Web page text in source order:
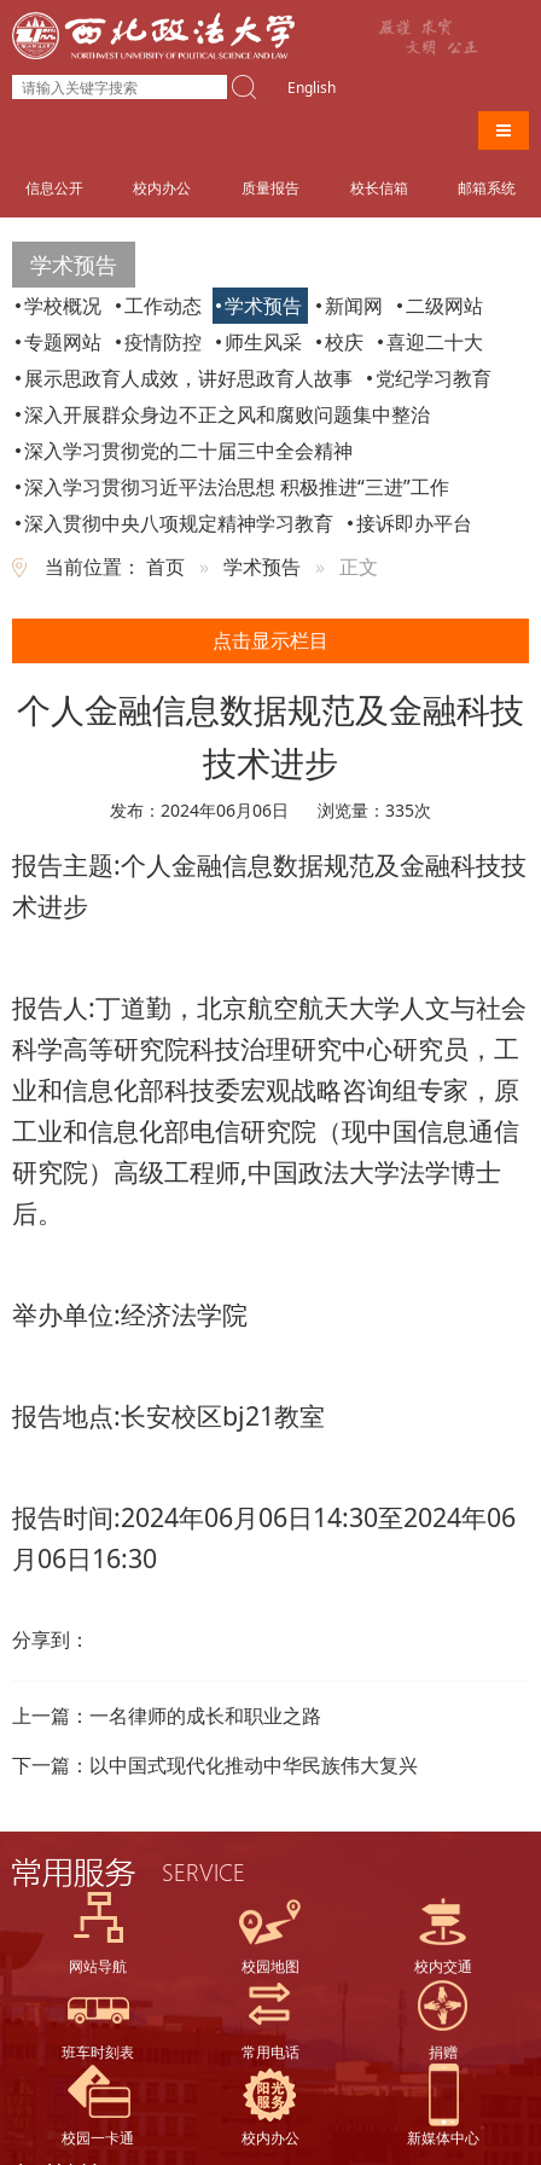
English
导航
信息公开 校内办公 质量报告 校长信箱 邮箱系统
学术预告
学校概况 工作动态 学术预告 新闻网
二级网站
专题网站
疫情防控 师生风采 校庆
喜迎二十大
展示思政育人成效，讲好思政育人故事
党纪学习教育
深入开展群众身边不正之风和腐败问题集中整治
深入学习贯彻党的二十届三中全会精神
深入学习贯彻习近平法治思想 积极推进“三进”工作
深入贯彻中央八项规定精神学习教育
接诉即办平台
当前位置： 首页 学术预告 正文
点击显示栏目
个人金融信息数据规范及金融科技
技术进步
发布：2024年06月06日 浏览量： 335次
报告主题:个人金融信息数据规范及金融科技技
术进步
报告人:丁道勤，北京航空航天大学人文与社会
科学高等研究院科技治理研究中心研究员，工
业和信息化部科技委宏观战略咨询组专家，原
工业和信息化部电信研究院（现中国信息通信
研究院）高级工程师,中国政法大学法学博士
后。
举办单位:经济法学院
报告地点:长安校区bj21教室
报告时间:2024年06月06日14:30至2024年06
月06日16:30
分享到：
上一篇： 一名律师的成长和职业之路
下一篇： 以中国式现代化推动中华民族伟大复兴
网站导航 校园地图 校内交通
班车时刻表 常用电话 捐赠
校园一卡通 校内办公 新媒体中心